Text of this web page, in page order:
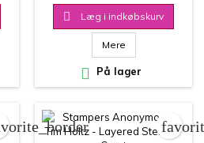

Læg i indkøbskurv
Mere
 På lager